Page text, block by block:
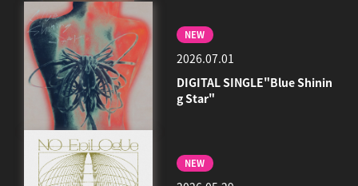
NEW
2026.07.01
DIGITAL SINGLE"Blue Shinin
g Star"
NEW